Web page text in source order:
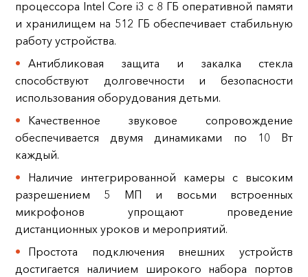
процессора Intel Core i3 с 8 ГБ оперативной памяти
и хранилищем на 512 ГБ обеспечивает стабильную
работу устройства.
Антибликовая защита и закалка стекла
способствуют долговечности и безопасности
использования оборудования детьми.
Качественное звуковое сопровождение
обеспечивается двумя динамиками по 10 Вт
каждый.
Наличие интегрированной камеры с высоким
разрешением 5 МП и восьми встроенных
микрофонов упрощают проведение
дистанционных уроков и мероприятий.
Простота подключения внешних устройств
достигается наличием широкого набора портов